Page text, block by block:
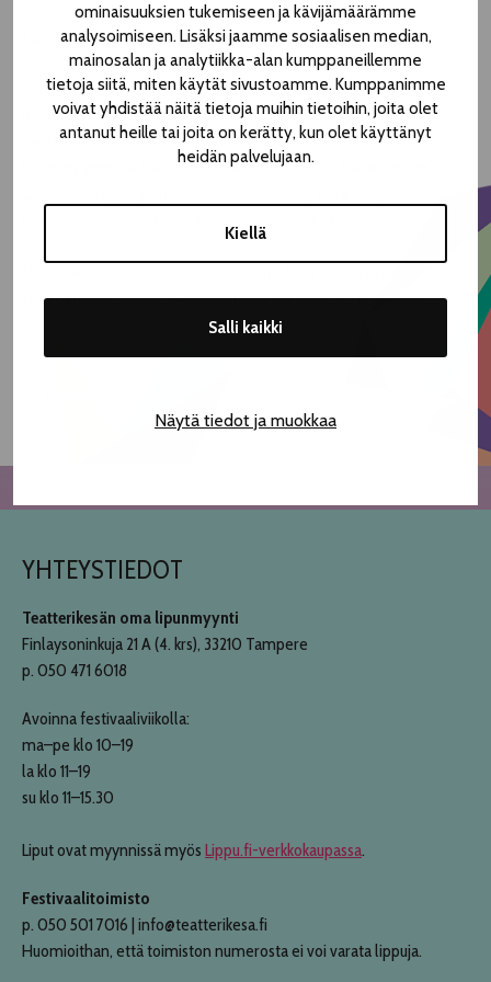
ominaisuuksien tukemiseen ja kävijämäärämme
analysoimiseen. Lisäksi jaamme sosiaalisen median,
mainosalan ja analytiikka-alan kumppaneillemme
tietoja siitä, miten käytät sivustoamme. Kumppanimme
voivat yhdistää näitä tietoja muihin tietoihin, joita olet
antanut heille tai joita on kerätty, kun olet käyttänyt
heidän palvelujaan.
Kiellä
Salli kaikki
Näytä tiedot ja muokkaa
Lahjakortin voit ostaa suoraan verkosta täältä.
Lahjakortti on voimassa vuoden 2023 festivaalille. Se käy
maksuvälineenä Teatterikesän pääohjelmiston ja
TelttaLabin esitysten lippuihin Teatterikesän
lipunmyynnissä (avoinna toukokuusta 2023 eteenpäin) ja
toukokuussa 2023. Festivaali järjestetään 7.–13.8.2023.
YHTEYSTIEDOT
Teatterikesän oma lipunmyynti
Finlaysoninkuja 21 A (4. krs), 33210 Tampere
p. 050 471 6018
Avoinna festivaaliviikolla:
ma–pe klo 10–19
la klo 11–19
su klo 11–15.30
Liput ovat myynnissä myös Lippu.fi-verkkokaupassa.
Festivaalitoimisto
p. 050 501 7016 | info@teatterikesa.fi
Huomioithan, että toimiston numerosta ei voi varata lippuja.